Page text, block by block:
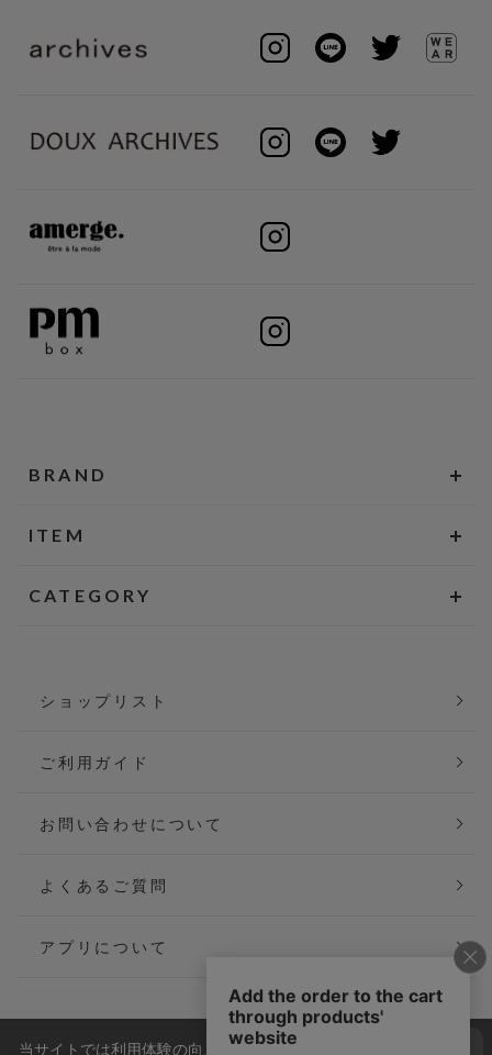
BRAND
ITEM
CATEGORY
ショップリスト
ご利用ガイド
お問い合わせについて
よくあるご質問
アプリについて
当サイトでは利用体験の向上およびコンテンツの最適な提供、ト